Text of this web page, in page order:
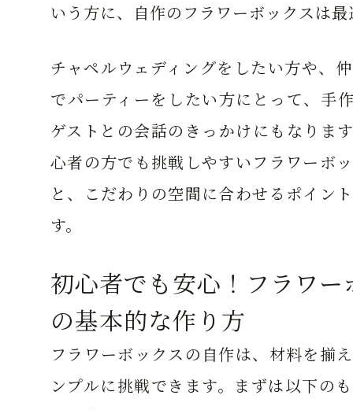
いう方に、自作のフラワーボックスは最
チャペルウェディングをしたい方や、
でパーティーをしたい方にとって、手
ゲストとの会話のきっかけにもなりま
心者の方でも挑戦しやすいフラワーボ
と、こだわりの空間に合わせるポイン
す。
初心者でも安心！フラワー
の基本的な作り方
フラワーボックスの自作は、材料を揃
ンプルに挑戦できます。まずは以下の